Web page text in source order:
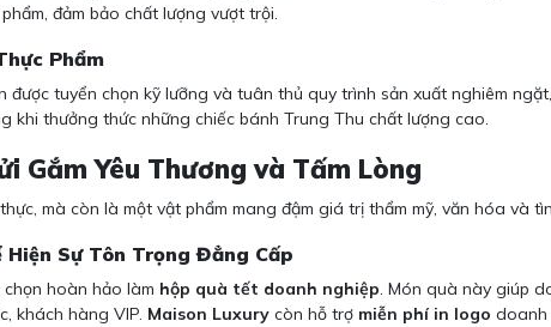
đảm bảo chất lượng vượt trội.
Phẩm
được tuyển chọn kỹ lưỡng và tuân thủ quy trình sản xuất nghiêm
khi thưởng thức những chiếc bánh Trung Thu chất lượng cao.
Gắm Yêu Thương và Tấm Lòng
mà còn là một vật phẩm mang đậm giá trị thẩm mỹ, văn hóa và
Sự Tôn Trọng Đẳng Cấp
hoàn hảo làm hộp quà tết doanh nghiệp. Món quà này giúp
khách hàng VIP. Maison Luxury còn hỗ trợ miễn phí in logo doanh